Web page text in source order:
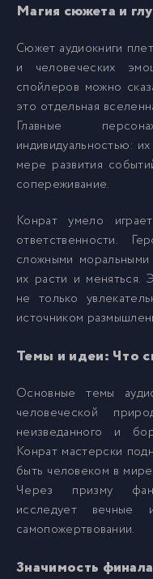
Магия сюжета и
Сюжет аудиокниги
и человеческих
спойлеров можно
это отдельная
Главные
индивидуальностью:
мере развития
сопереживание.
Конрат умело
ответственности.
сложными
их расти и меняться.
не только
источником
Темы и идеи: Что
Основные темы
человеческой
неизведанного и
Конрат мастерски
быть человеком в
Через призму
исследует
самопожертвовании.
Значимость